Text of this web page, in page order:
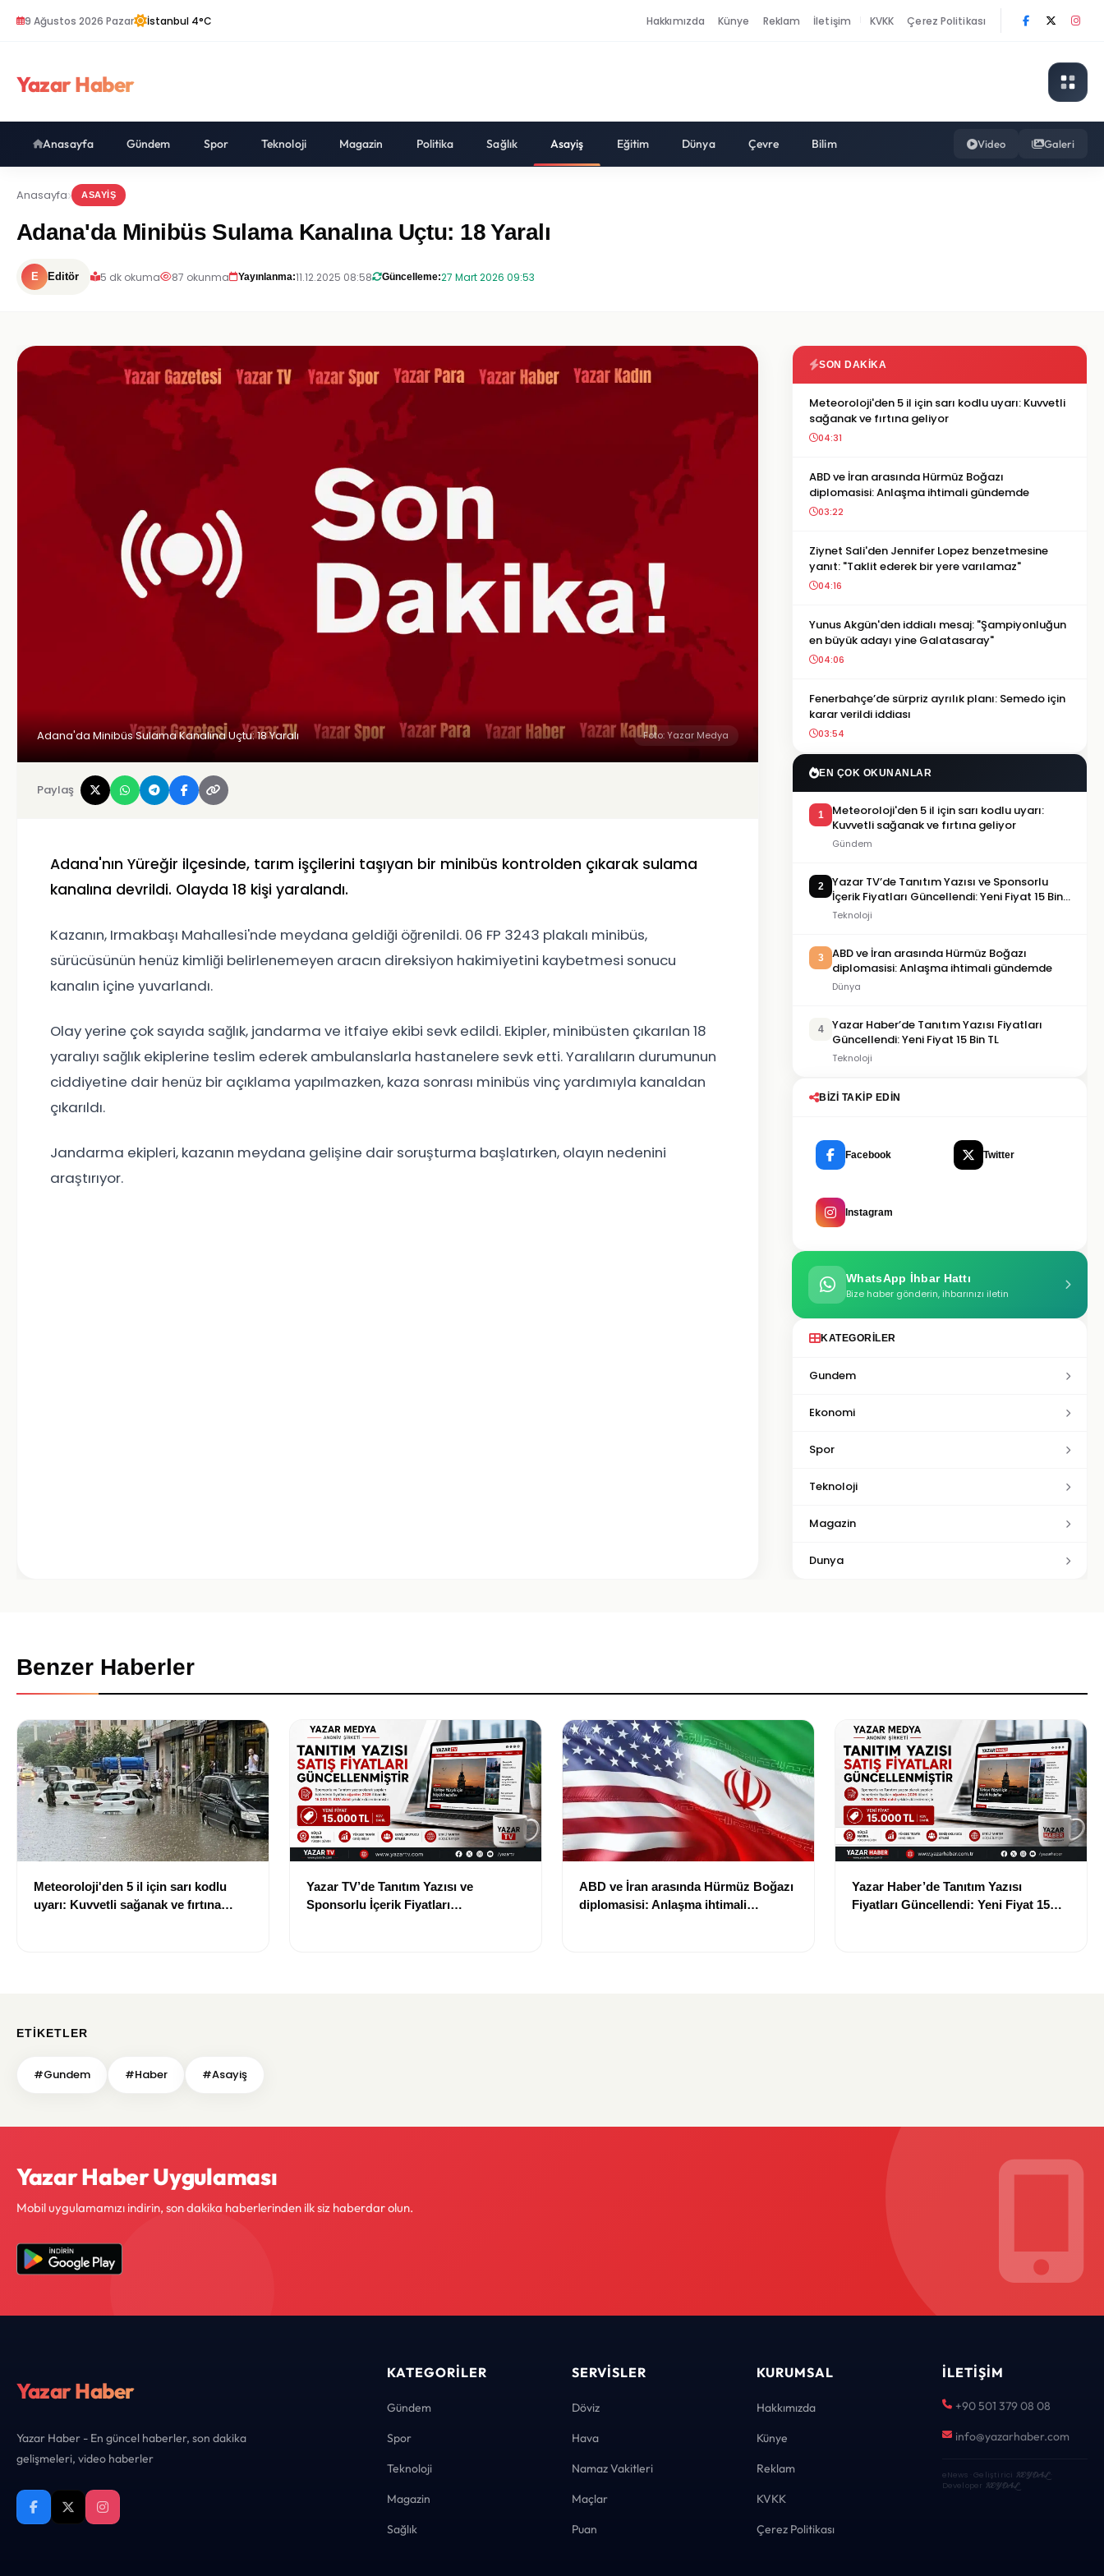
9 Ağustos 2026 Pazar İstanbul 4°C Hakkımızda Künye Reklam İletişim KVKK Çerez Politikası
Yazar Haber
Anasayfa Gündem Spor Teknoloji Magazin Politika Sağlık Asayiş Eğitim Dünya Çevre Bilim Video Galeri
Anasayfa ASAYIŞ
Adana'da Minibüs Sulama Kanalına Uçtu: 18 Yaralı
E Editör 5 dk okuma 87 okunma Yayınlanma:11.12.2025 08:58 Güncelleme:27 Mart 2026 09:53
Adana'da Minibüs Sulama Kanalına Uçtu: 18 Yaralı Foto: Yazar Medya
Paylaş
Adana'nın Yüreğir ilçesinde, tarım işçilerini taşıyan bir minibüs kontrolden çıkarak sulama
kanalına devrildi. Olayda 18 kişi yaralandı.
Kazanın, Irmakbaşı Mahallesi'nde meydana geldiği öğrenildi. 06 FP 3243 plakalı minibüs,
sürücüsünün henüz kimliği belirlenemeyen aracın direksiyon hakimiyetini kaybetmesi sonucu
kanalın içine yuvarlandı.
Olay yerine çok sayıda sağlık, jandarma ve itfaiye ekibi sevk edildi. Ekipler, minibüsten çıkarılan 18
yaralıyı sağlık ekiplerine teslim ederek ambulanslarla hastanelere sevk etti. Yaralıların durumunun
ciddiyetine dair henüz bir açıklama yapılmazken, kaza sonrası minibüs vinç yardımıyla kanaldan
çıkarıldı.
Jandarma ekipleri, kazanın meydana gelişine dair soruşturma başlatırken, olayın nedenini
araştırıyor.
SON DAKIKA
Meteoroloji'den 5 il için sarı kodlu uyarı: Kuvvetli
sağanak ve fırtına geliyor
04:31
ABD ve İran arasında Hürmüz Boğazı
diplomasisi: Anlaşma ihtimali gündemde
03:22
Ziynet Sali'den Jennifer Lopez benzetmesine
yanıt: "Taklit ederek bir yere varılamaz"
04:16
Yunus Akgün'den iddialı mesaj: "Şampiyonluğun
en büyük adayı yine Galatasaray"
04:06
Fenerbahçe’de sürpriz ayrılık planı: Semedo için
karar verildi iddiası
03:54
EN ÇOK OKUNANLAR
1
Meteoroloji'den 5 il için sarı kodlu uyarı:
Kuvvetli sağanak ve fırtına geliyor
Gündem
2
Yazar TV’de Tanıtım Yazısı ve Sponsorlu
İçerik Fiyatları Güncellendi: Yeni Fiyat 15 Bin
TL
Teknoloji
3
ABD ve İran arasında Hürmüz Boğazı
diplomasisi: Anlaşma ihtimali gündemde
Dünya
4
Yazar Haber’de Tanıtım Yazısı Fiyatları
Güncellendi: Yeni Fiyat 15 Bin TL
Teknoloji
BIZI TAKIP EDIN
Facebook Twitter
Instagram
WhatsApp İhbar Hattı
Bize haber gönderin, ihbarınızı iletin
KATEGORILER
Gundem
Ekonomi
Spor
Teknoloji
Magazin
Dunya
Benzer Haberler
Meteoroloji'den 5 il için sarı kodlu
uyarı: Kuvvetli sağanak ve fırtına
Yazar TV’de Tanıtım Yazısı ve
Sponsorlu İçerik Fiyatları
ABD ve İran arasında Hürmüz Boğazı
diplomasisi: Anlaşma ihtimali
Yazar Haber’de Tanıtım Yazısı
Fiyatları Güncellendi: Yeni Fiyat 15
ETIKETLER
#Gundem #Haber #Asayiş
Yazar Haber Uygulaması
Mobil uygulamamızı indirin, son dakika haberlerinden ilk siz haberdar olun.
Yazar Haber
Yazar Haber - En güncel haberler, son dakika
gelişmeleri, video haberler
KATEGORILER
Gündem
Spor
Teknoloji
Magazin
Sağlık
SERVISLER
Döviz
Hava
Namaz Vakitleri
Maçlar
Puan
KURUMSAL
Hakkımızda
Künye
Reklam
KVKK
Çerez Politikası
İLETIŞIM
+90 501 379 08 08
info@yazarhaber.com
eNews · Geliştirici KEYDAL·
Developer KEYDAL